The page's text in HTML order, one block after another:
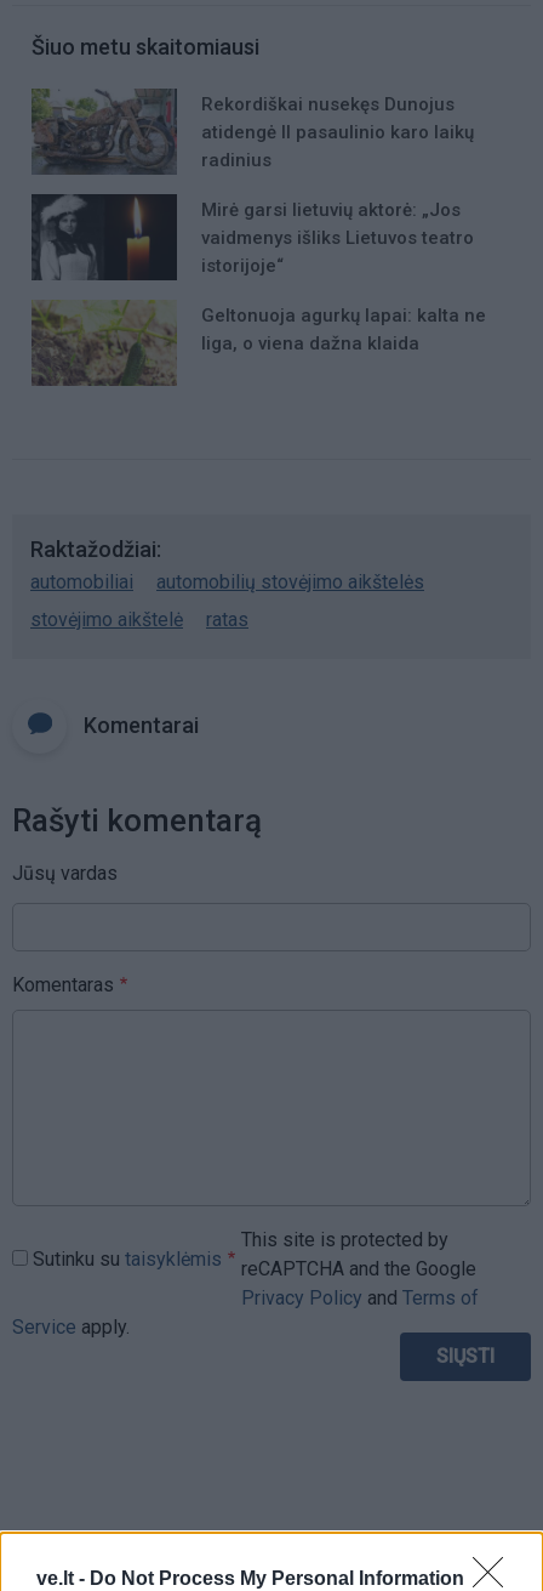
ve.lt - Do Not Process My Personal Information
Šiuo metu skaitomiausi
Rekordiškai nusekęs Dunojus
atidengė II pasaulinio karo laikų
radinius
Mirė garsi lietuvių aktorė: „Jos
vaidmenys išliks Lietuvos teatro
istorijoje“
Geltonuoja agurkų lapai: kalta ne
liga, o viena dažna klaida
Raktažodžiai
automobiliai
automobilių stovėjimo aikštelės
stovėjimo aikštelė
ratas
Komentarai
Rašyti komentarą
Jūsų vardas
Komentaras
Sutinku su taisyklėmis
This site is protected by
reCAPTCHA and the Google
Privacy Policy and Terms of
Service apply.